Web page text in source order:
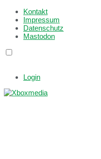
Kontakt
Impressum
Datenschutz
Mastodon
Login